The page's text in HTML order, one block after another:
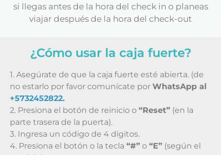
si llegas antes de la hora del check in o planeas
viajar después de la hora del check-out
¿Cómo usar la caja fuerte?
1. Asegúrate de que la caja fuerte esté abierta. (de
no estarlo por favor comunícate por WhatsApp al
+5732452822.
2. Presiona el botón de reinicio o “Reset” (en la
parte trasera de la puerta).
3. Ingresa un código de 4 dígitos.
4. Presiona el botón o la tecla “#” o “E” (según el